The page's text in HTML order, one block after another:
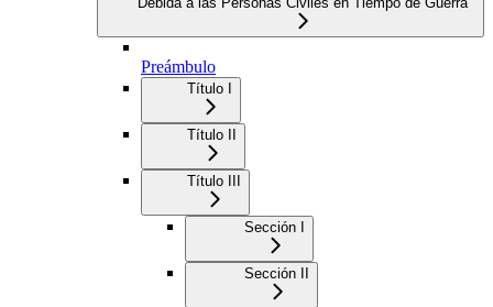
Preámbulo
Título I
Título II
Título III
Sección I
Sección II